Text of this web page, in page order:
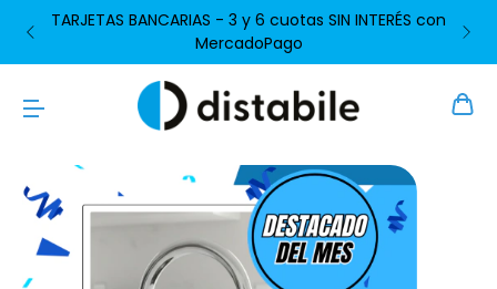
TARJETAS BANCARIAS - 3 y 6 cuotas SIN INTERÉS con
MercadoPago